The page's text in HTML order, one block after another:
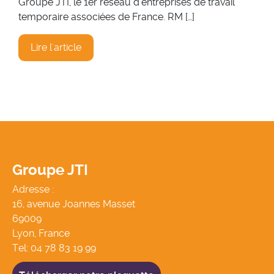
temporaire associées de France. RM […]
Lire l'article
Groupe JTI
Adresse :
16, avenue Joannes Masset
69009
Lyon, France
Tel: 04 78 83 19 99